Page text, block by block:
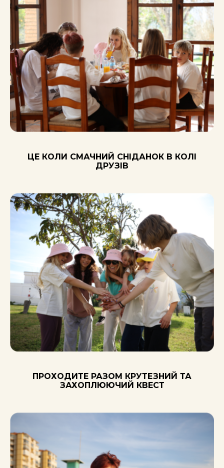
ЦЕ КОЛИ СМАЧНИЙ СНІДАНОК В КОЛІ
ДРУЗІВ
ПРОХОДИТЕ РАЗОМ КРУТЕЗНИЙ ТА
ЗАХОПЛЮЮЧИЙ КВЕСТ
MINIHOLLYWOOD OASYS
минулому році